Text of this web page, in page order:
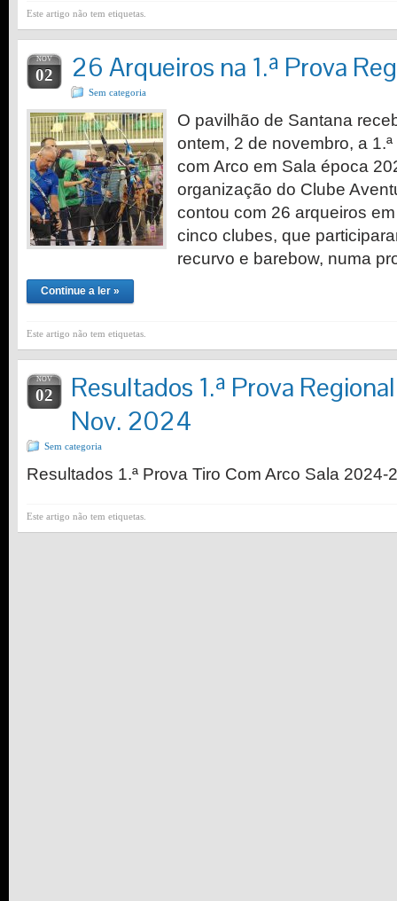
Este artigo não tem etiquetas.
NOV
02 26 Arqueiros na 1.ª Prova
Sem categoria
O pavilhão de Santana
ontem, 2 de novembro, a
com Arco em Sala época
organização do Clube
contou com 26 arqueiros
cinco clubes, que
recurvo e barebow, numa
Continue a ler »
Este artigo não tem etiquetas.
NOV
02
Resultados 1.ª Prova
Nov. 2024
Sem categoria
Resultados 1.ª Prova Tiro Com Arco Sala 2024-
Este artigo não tem etiquetas.